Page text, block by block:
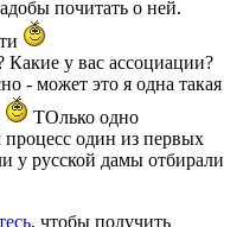
почитать о ней.
у вас ассоциации?
- может это я одна такая
ТОлько одно
процесс один из первых
у русской дамы отбирали
, чтобы получить